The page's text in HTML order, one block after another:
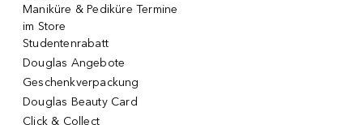
Maniküre & Pediküre Termine
im Store
Studentenrabatt
Douglas Angebote
Geschenkverpackung
Douglas Beauty Card
Click & Collect